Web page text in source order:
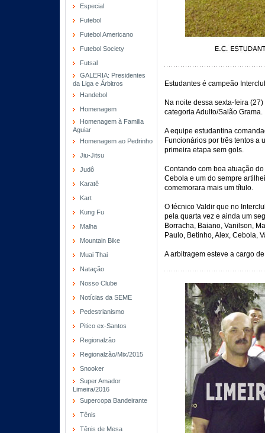
Especial
Futebol
Futebol Americano
Futebol Society
Futsal
GALERIA: Presidentes
da Liga e Árbitros
Handebol
Homenagem
Homenagem à Familia
Aguiar
Homenagem ao Pedrinho
Jiu-Jitsu
Judô
Karatê
Kart
Kung Fu
Malha
Mountain Bike
Muai Thai
Natação
Nosso Clube
Notícias da SEME
Pedestrianismo
Pitico ex-Santos
Regionalzão
Regionalzão/Mix/2015
Snooker
Super Amador
Limeira/2016
Supercopa Bandeirante
Tênis
Tênis de Mesa
Estudantes é campeão
Na noite dessa sexta-feira
categoria Adulto/Salão Grama.
A equipe estudantina
Funcionários por três tentos a
primeira etapa sem gols.
Contando com boa atuação
Cebola e um do sempre
comemorara mais um título.
O técnico Valdir que no
pela quarta vez e ainda um
Borracha, Baiano, Vanilson,
Paulo, Betinho, Alex, Cebola,
A arbitragem esteve a cargo